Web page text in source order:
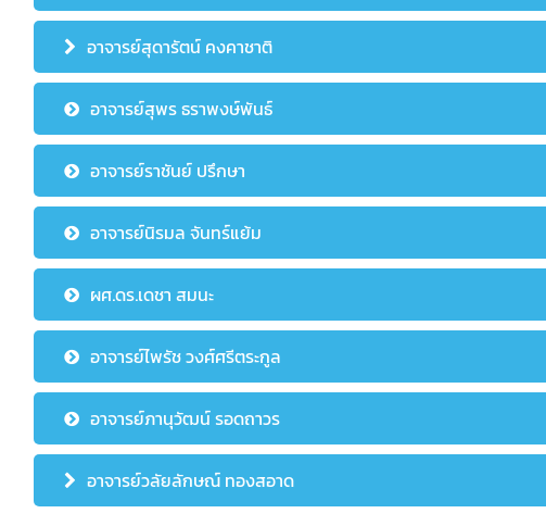
อาจารย์สุดารัตน์ คงคาชาติ
อาจารย์สุพร ธราพงษ์พันธ์
อาจารย์ราชันย์ ปรึกษา
อาจารย์นิรมล จันทร์แย้ม
ผศ.ดร.เดชา สมนะ
อาจารย์ไพรัช วงศ์ศรีตระกูล
อาจารย์ภานุวัฒน์ รอดถาวร
อาจารย์วลัยลักษณ์ ทองสอาด